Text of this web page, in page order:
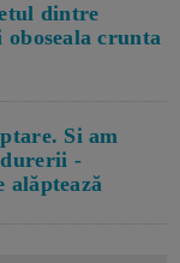
dintre
crunta
Si am
durerii -
alăptează